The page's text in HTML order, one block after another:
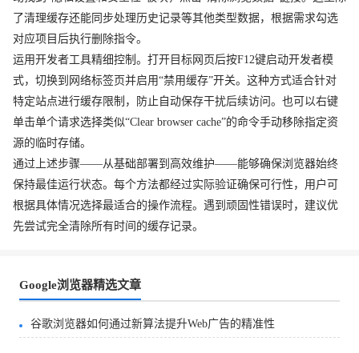
了清理缓存还能同步处理历史记录等其他类型数据，根据需求勾选
对应项目后执行删除指令。
运用开发者工具精细控制。打开目标网页后按F12键启动开发者模
式，切换到网络标签页并启用“禁用缓存”开关。这种方式适合针对
特定站点进行缓存限制，防止自动保存干扰后续访问。也可以右键
单击单个请求选择类似“Clear browser cache”的命令手动移除指定资
源的临时存储。
通过上述步骤——从基础部署到高效维护——能够确保浏览器始终
保持最佳运行状态。每个方法都经过实际验证确保可行性，用户可
根据具体情况选择最适合的操作流程。遇到顽固性错误时，建议优
先尝试完全清除所有时间的缓存记录。
Google浏览器精选文章
谷歌浏览器如何通过新算法提升Web广告的精准性